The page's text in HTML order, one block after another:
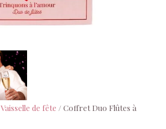
Vaisselle de fête / Coffret Duo Flûtes à